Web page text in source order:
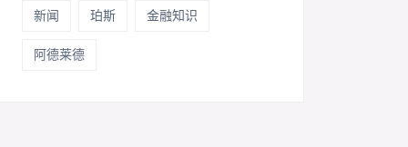
新闻 珀斯 金融知识
阿德莱德